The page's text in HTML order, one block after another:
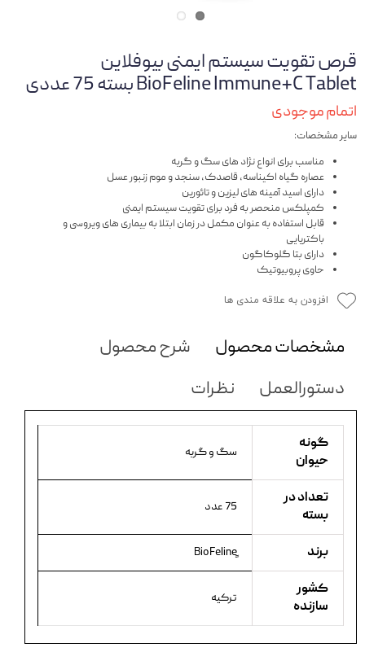
قرص تقویت سیستم ایمنی بیوفلاین
BioFeline Immune+C Tablet بسته 75 عددی
اتمام موجودی
سایر مشخصات:
مناسب برای انواع نژاد های سگ و گربه
عصاره گیاه اکیناسه، قاصدک، سنجد و موم زنبور عسل
دارای اسید آمینه های لیزین و تائورین
کمپلکس منحصر به فرد برای تقویت سیستم ایمنی
قابل استفاده به عنوان مکمل در زمان ابتلا به بیماری های ویروسی و
باکتریایی
دارای بتا گلوکاگون
حاوی پروبیوتیک
افزودن به علاقه مندی ها
مشخصات محصول
شرح محصول
دستورالعمل
نظرات
گونه
حیوان
سگ و گربه
تعداد در
بسته
75 عدد
برند
کشور
سازنده
ترکیه